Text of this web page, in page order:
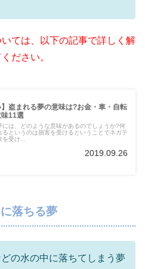
ては、以下の記事で詳しく解
ださい。
】盗まれる夢の意味は?お金・車・自転
11選
には、どのような意味があるのでしょうか?何
るというのは損害を受けるということでネガテ
を受け...
2019.09.26
落ちる夢
の水の中に落ちてしまう夢